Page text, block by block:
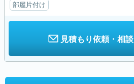
部屋片付け
見積もり依頼・相談